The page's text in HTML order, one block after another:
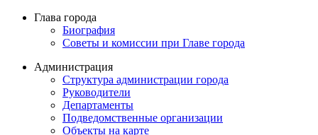
Глава города
Биография
Советы и комиссии при Главе города
Администрация
Структура администрации города
Руководители
Департаменты
Подведомственные организации
Объекты на карте